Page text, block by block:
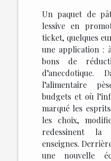
Un paquet de
lessive en
ticket, quelques
une application :
bons de
l’alimentaire
budgets et où
marqué les
les choix,
redessinent la
enseignes.
une nouvelle